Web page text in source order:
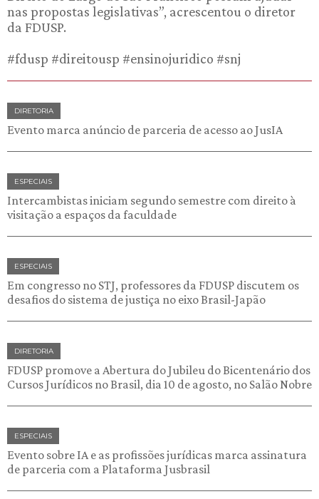
nas propostas legislativas”, acrescentou o diretor
da FDUSP.
#fdusp #direitousp #ensinojuridico #snj
DIRETORIA
Evento marca anúncio de parceria de acesso ao JusIA
ESPECIAIS
Intercambistas iniciam segundo semestre com direito à
visitação a espaços da faculdade
ESPECIAIS
Em congresso no STJ, professores da FDUSP discutem os
desafios do sistema de justiça no eixo Brasil-Japão
DIRETORIA
FDUSP promove a Abertura do Jubileu do Bicentenário dos
Cursos Jurídicos no Brasil, dia 10 de agosto, no Salão Nobre
ESPECIAIS
Evento sobre IA e as profissões jurídicas marca assinatura
de parceria com a Plataforma Jusbrasil